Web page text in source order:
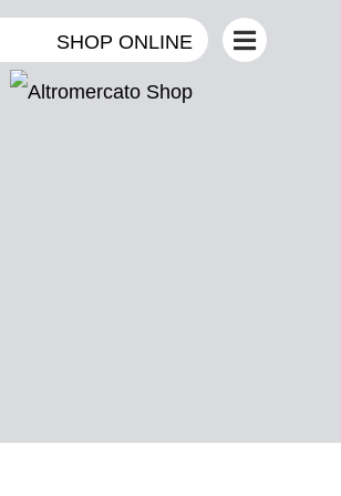
SHOP ONLINE